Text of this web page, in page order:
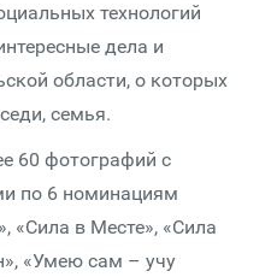
технологий
дела и
области, о которых
семья.
60 фотографий с
по 6 номинациям
«Сила в Месте», «Сила
«Умею сам – учу